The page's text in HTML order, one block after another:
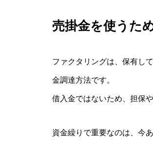
売掛金を使うた
ファクタリングは、保有し
金調達方法です。
借入金ではないため、担保
資金繰りで重要なのは、今